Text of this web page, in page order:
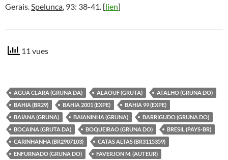
Gerais.Spelunca, 93: 38-41. [lien]
11 vues
AGUA CLARA (GRUNA DA) ALAOUF (GRUTA)
ATALHO (GRUNA DO)
BAHIA (BR29)
BAHIA 2001 (EXPE)
BAHIA 99 (EXPE)
BAIANA (GRUNA)
BAIANINHA (GRUNA)
BARRIGUDO (GRUNA DO)
BOCAINA (GRUTA DA)
BOQUEIRAO (GRUNA DO)
BRESIL (PAYS-BR)
CARINHANHA (BR2907103)
CATAS ALTAS (BR3115359)
ENFURNADO (GRUNA DO)
FAVERJON M. (AUTEUR)